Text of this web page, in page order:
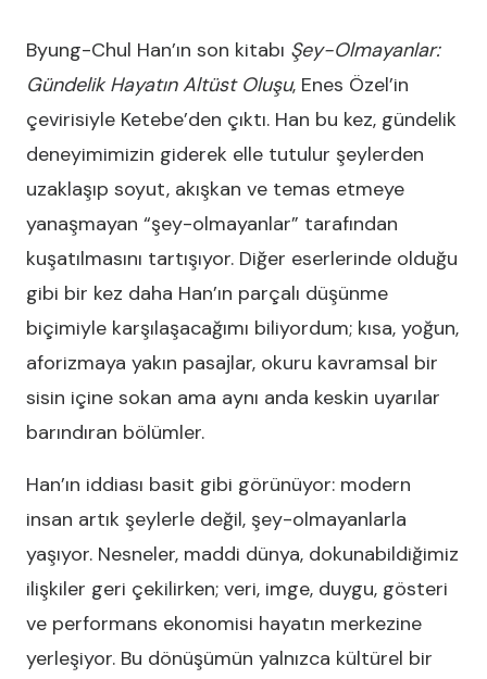
Byung-Chul Han’ın son kitabı Şey-Olmayanlar:
Gündelik Hayatın Altüst Oluşu, Enes Özel’in
çevirisiyle Ketebe’den çıktı. Han bu kez, gündelik
deneyimimizin giderek elle tutulur şeylerden
uzaklaşıp soyut, akışkan ve temas etmeye
yanaşmayan “şey-olmayanlar” tarafından
kuşatılmasını tartışıyor. Diğer eserlerinde olduğu
gibi bir kez daha Han’ın parçalı düşünme
biçimiyle karşılaşacağımı biliyordum; kısa, yoğun,
aforizmaya yakın pasajlar, okuru kavramsal bir
sisin içine sokan ama aynı anda keskin uyarılar
barındıran bölümler.
Han’ın iddiası basit gibi görünüyor: modern
insan artık şeylerle değil, şey-olmayanlarla
yaşıyor. Nesneler, maddi dünya, dokunabildiğimiz
ilişkiler geri çekilirken; veri, imge, duygu, gösteri
ve performans ekonomisi hayatın merkezine
yerleşiyor. Bu dönüşümün yalnızca kültürel bir